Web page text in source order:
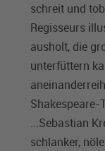
schreit und
Regisseurs
ausholt, die
unterfüttern
Shakespeare-
...Sebastian
schlanker,